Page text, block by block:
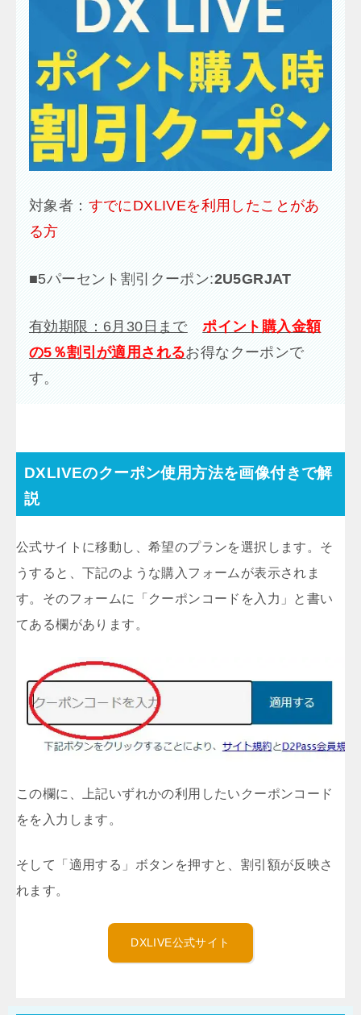
対象者： すでにDXLIVEを利用したことがあ
る方
■5パーセント割引クーポン:2U5GRJAT
有効期限：6月30日まで
ポイント購入金額
の5％割引が適用されるお得なクーポンで
す。
DXLIVEのクーポン使用方法を画像付きで解
説
公式サイトに移動し、希望のプランを選択します。そ
うすると、下記のような購入フォームが表示されま
す。そのフォームに「クーポンコードを入力」と書い
てある欄があります。
この欄に、上記いずれかの利用したいクーポンコード
をを入力します。
そして「適用する」ボタンを押すと、割引額が反映さ
れます。
DXLIVE公式サイト